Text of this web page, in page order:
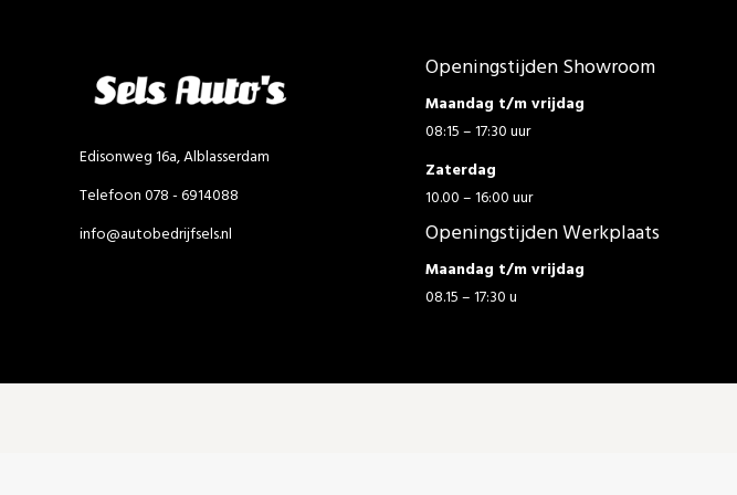
Edisonweg 16a, Alblasserdam
Telefoon 078 - 6914088
info@autobedrijfsels.nl
Openingstijden Showroom
Maandag t/m vrijdag
08:15 – 17:30 uur
Zaterdag
10.00 – 16:00 uur
Openingstijden Werkplaats
Maandag t/m vrijdag
08.15 – 17:30 u